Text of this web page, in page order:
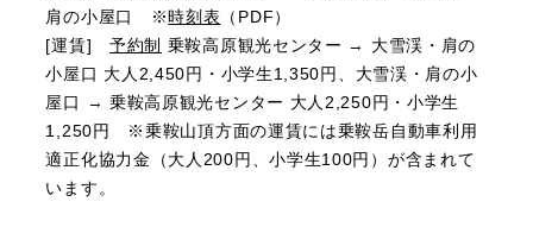
肩の小屋口 ※時刻表 （PDF）
[運賃] 予約制 乗鞍高原観光センター → 大雪渓・肩の
小屋口 大人2,450円・小学生1,350円、大雪渓・肩の小
屋口 → 乗鞍高原観光センター 大人2,250円・小学生
1,250円 ※乗鞍山頂方面の運賃には乗鞍岳自動車利用
適正化協力金（大人200円、小学生100円）が含まれて
います。